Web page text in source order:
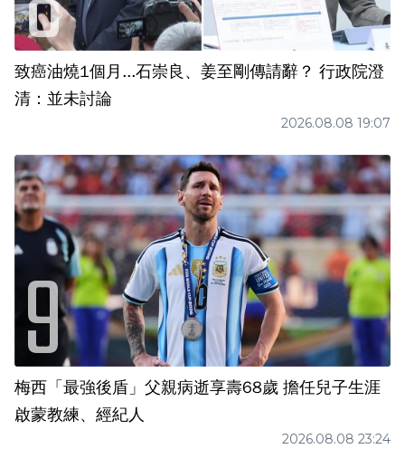
致癌油燒1個月...石崇良、姜至剛傳請辭？ 行政院澄
清：並未討論
2026.08.08 19:07
梅西「最強後盾」父親病逝享壽68歲 擔任兒子生涯
啟蒙教練、經紀人
2026.08.08 23:24